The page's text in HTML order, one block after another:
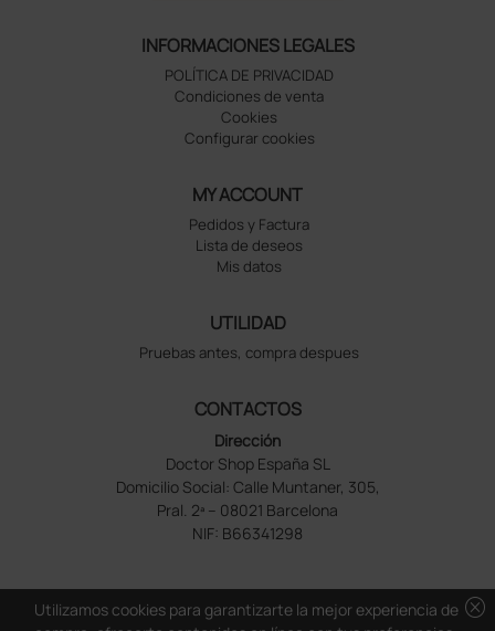
INFORMACIONES LEGALES
POLÍTICA DE PRIVACIDAD
Condiciones de venta
Cookies
Configurar cookies
MY ACCOUNT
Pedidos y Factura
Lista de deseos
Mis datos
UTILIDAD
Pruebas antes, compra despues
CONTACTOS
Dirección
Doctor Shop España SL
Domicilio Social: Calle Muntaner, 305,
Pral. 2ª – 08021 Barcelona
NIF: B66341298
cancel
Utilizamos cookies para garantizarte la mejor experiencia de